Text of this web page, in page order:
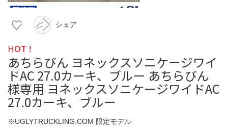
シェア
HOT !
あちらびん ヨネックスソニケージワイ
ドAC 27.0カーキ、ブルー あちらびん
様専用 ヨネックスソニケージワイドAC
27.0カーキ、ブルー
※UGLYTRUCKLING.COM 限定モデル